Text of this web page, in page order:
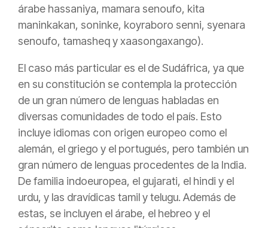
árabe hassaniya, mamara senoufo, kita
maninkakan, soninke, koyraboro senni, syenara
senoufo, tamasheq y xaasongaxango).
El caso más particular es el de Sudáfrica, ya que
en su constitución se contempla la protección
de un gran número de lenguas habladas en
diversas comunidades de todo el país. Esto
incluye idiomas con origen europeo como el
alemán, el griego y el portugués, pero también un
gran número de lenguas procedentes de la India.
De familia indoeuropea, el gujarati, el hindi y el
urdu, y las dravídicas tamil y telugu. Además de
estas, se incluyen el árabe, el hebreo y el